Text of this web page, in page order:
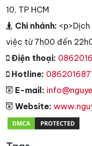
10, TP HCM
Chi nhánh:
việc từ 7h00 đến
Điện thoại:
Hotline:
E-mail:
Website: